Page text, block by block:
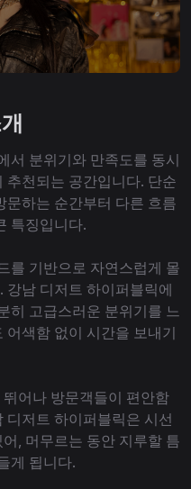
서 분위기와 만족도를 동시
추천되는 공간입니다. 단순
문하는 순간부터 다른 흐름
특징입니다.
를 기반으로 자연스럽게 몰
강남 디저트 하이퍼블릭에
히 고급스러운 분위기를 느
어색함 없이 시간을 보내기
어나 방문객들이 편안함
디저트 하이퍼블릭은 시선
, 머무르는 동안 지루할 틈
게 됩니다.